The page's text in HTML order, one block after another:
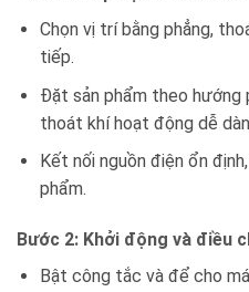
Chọn vị trí bằng phẳng,
tiếp.
Đặt sản phẩm theo hướng
thoát khí hoạt động dễ
Kết nối nguồn điện ổn
phẩm.
Bước 2: Khởi động và điều
Bật công tắc và để cho